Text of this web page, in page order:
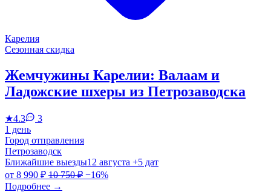
Карелия
Сезонная скидка
Жемчужины Карелии: Валаам и
Ладожские шхеры из Петрозаводска
★4.3
3
1 день
Город отправления
Петрозаводск
Ближайшие выезды12 августа +5 дат
от 8 990 ₽ 10 750 ₽ −16%
Подробнее →